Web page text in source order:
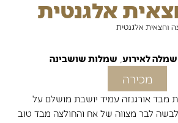
אלגנטית
אלגנטית
לאירוע, שמלות שושבינה
מכירה
אורגנזה עמיד יושבת מושלם על
לבר מצווה של אח והחולצה מבד טוב